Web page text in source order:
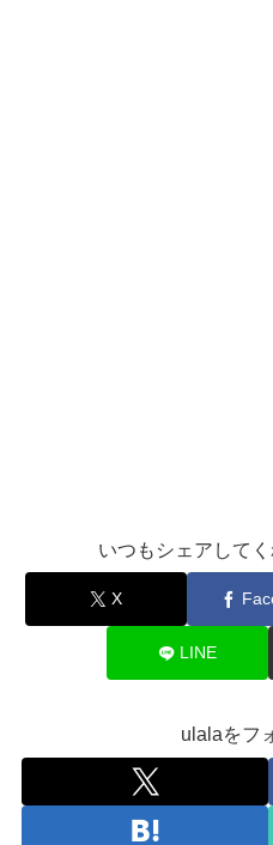
いつもシェアして
X
LINE
ulalaをフ